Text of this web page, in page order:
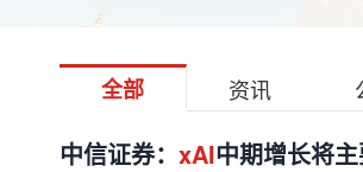
全部 资讯
中信证券： xAI中期增长将